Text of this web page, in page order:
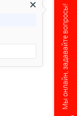
Мы онлайн, задавайте вопросы!